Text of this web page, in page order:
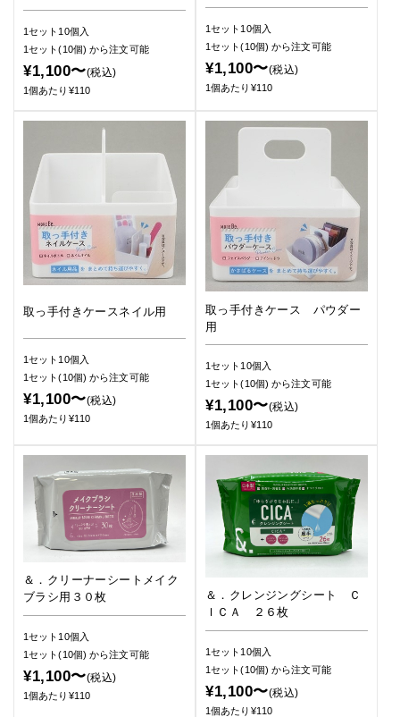
1セット10個入
1セット(10個)から注文可能
¥1,100〜(税込)
1個あたり¥110
1セット10個入
1セット(10個)から注文可能
¥1,100〜(税込)
1個あたり¥110
取っ手付きケースネイル用
1セット10個入
1セット(10個)から注文可能
¥1,100〜(税込)
1個あたり¥110
取っ手付きケース パウダー
用
1セット10個入
1セット(10個)から注文可能
¥1,100〜(税込)
1個あたり¥110
＆．クリーナーシートメイク
ブラシ用３０枚
1セット10個入
1セット(10個)から注文可能
¥1,100〜(税込)
1個あたり¥110
＆．クレンジングシート Ｃ
ＩＣＡ ２６枚
1セット10個入
1セット(10個)から注文可能
¥1,100〜(税込)
1個あたり¥110